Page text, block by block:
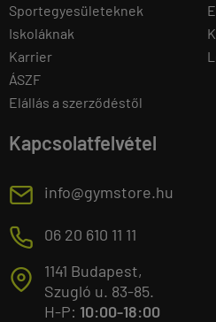
Sportegyesületeknek
Iskoláknak
Karrier
ÁSZF
Elállás a szerződéstől
Kapcsolatfelvétel
E info@gymstore.hu
M 06 20 610 11 11
T
1141 Budapest,
Szugló u. 83-85.
H-P: 10:00-18:00